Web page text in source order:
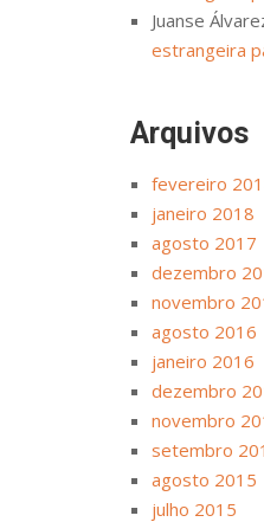
Juanse
estrangeira
Arquivos
fevereiro
janeiro 2018
agosto 2017
dezembro
novembro
agosto 2016
janeiro 2016
dezembro
novembro
setembro
agosto 2015
julho 2015